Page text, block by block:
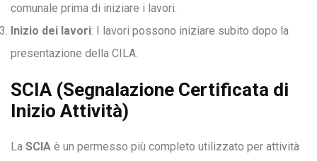
comunale prima di iniziare i lavori.
Inizio dei lavori: I lavori possono iniziare subito dopo la
presentazione della CILA.
SCIA (Segnalazione Certificata di
Inizio Attività)
La SCIA è un permesso più completo utilizzato per attività